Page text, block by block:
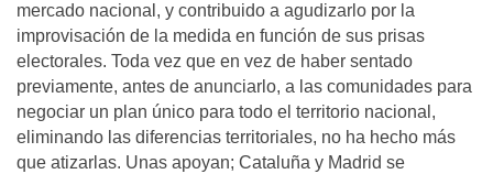
mercado nacional, y contribuido a agudizarlo por la
improvisación de la medida en función de sus prisas
electorales. Toda vez que en vez de haber sentado
previamente, antes de anunciarlo, a las comunidades para
negociar un plan único para todo el territorio nacional,
eliminando las diferencias territoriales, no ha hecho más
que atizarlas. Unas apoyan; Cataluña y Madrid se